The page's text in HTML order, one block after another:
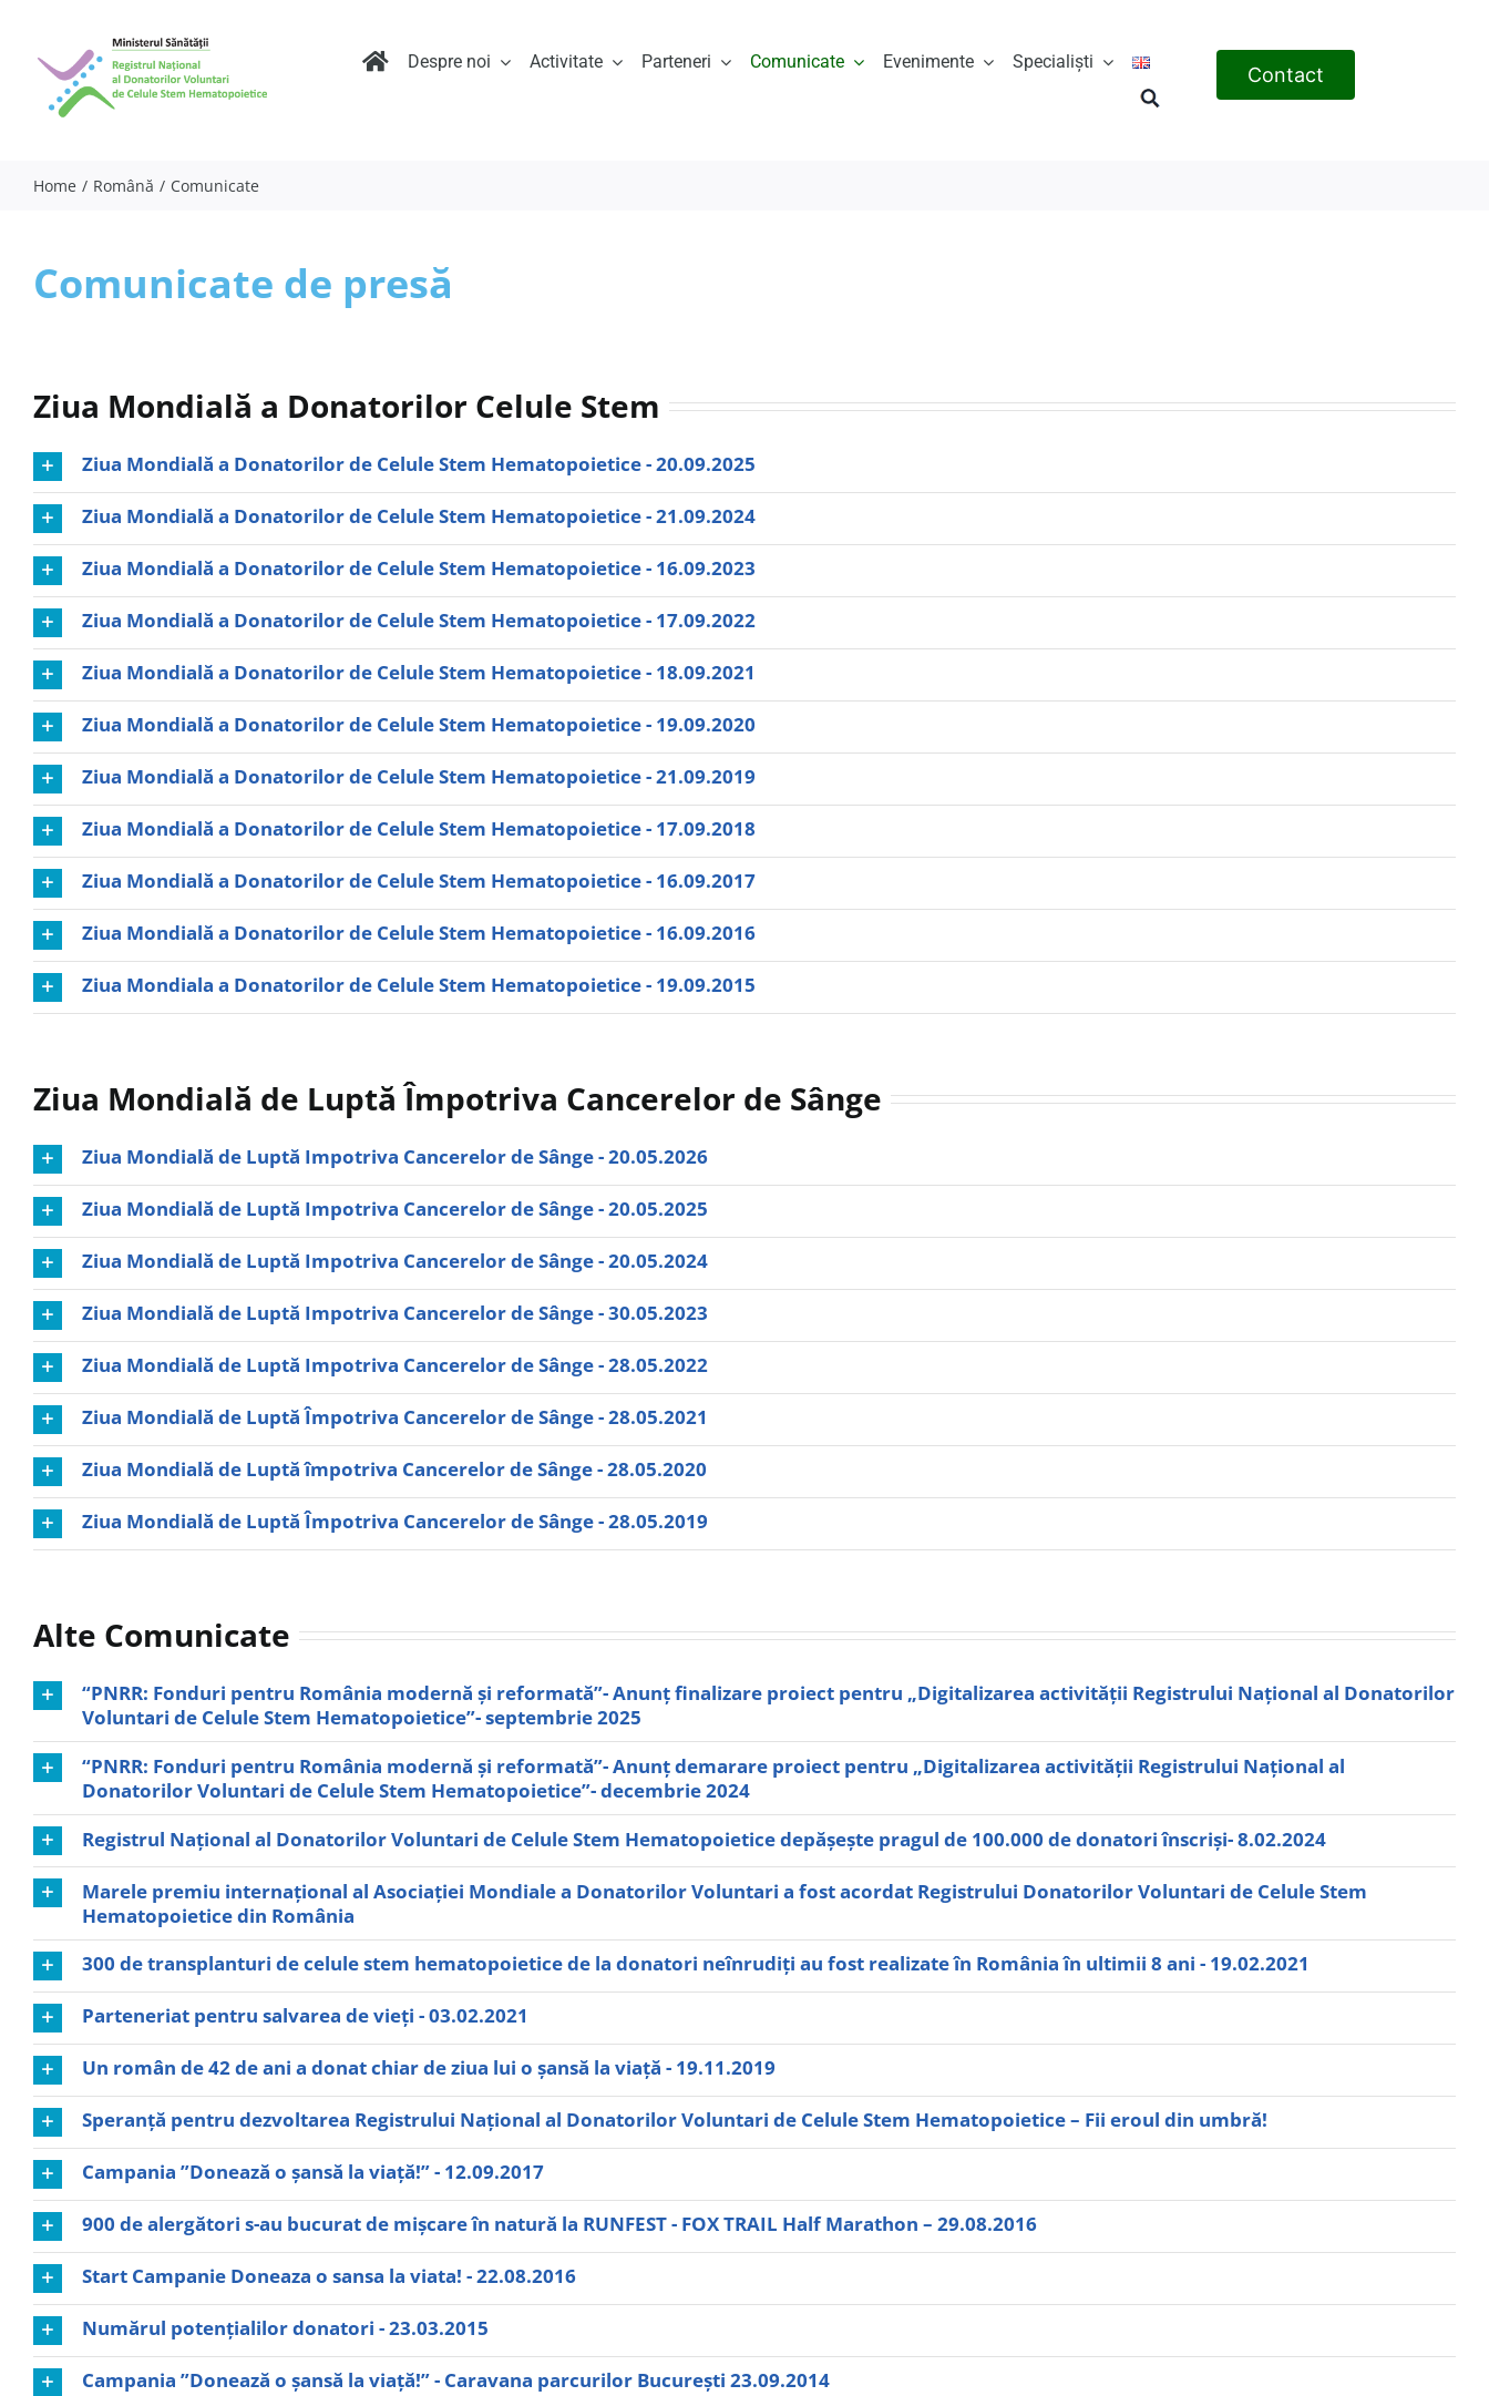
content
Despre noi Activitate Parteneri Comunicate Evenimente Specialiști
Contact
Home Română Comunicate
Comunicate de presă
Ziua Mondială a Donatorilor Celule Stem
Ziua Mondială a Donatorilor de Celule Stem Hematopoietice - 20.09.2025
Ziua Mondială a Donatorilor de Celule Stem Hematopoietice - 21.09.2024
Ziua Mondială a Donatorilor de Celule Stem Hematopoietice - 16.09.2023
Ziua Mondială a Donatorilor de Celule Stem Hematopoietice - 17.09.2022
Ziua Mondială a Donatorilor de Celule Stem Hematopoietice - 18.09.2021
Ziua Mondială a Donatorilor de Celule Stem Hematopoietice - 19.09.2020
Ziua Mondială a Donatorilor de Celule Stem Hematopoietice - 21.09.2019
Ziua Mondială a Donatorilor de Celule Stem Hematopoietice - 17.09.2018
Ziua Mondială a Donatorilor de Celule Stem Hematopoietice - 16.09.2017
Ziua Mondială a Donatorilor de Celule Stem Hematopoietice - 16.09.2016
Ziua Mondiala a Donatorilor de Celule Stem Hematopoietice - 19.09.2015
Ziua Mondială de Luptă Împotriva Cancerelor de Sânge
Ziua Mondială de Luptă Impotriva Cancerelor de Sânge - 20.05.2026
Ziua Mondială de Luptă Impotriva Cancerelor de Sânge - 20.05.2025
Ziua Mondială de Luptă Impotriva Cancerelor de Sânge - 20.05.2024
Ziua Mondială de Luptă Impotriva Cancerelor de Sânge - 30.05.2023
Ziua Mondială de Luptă Impotriva Cancerelor de Sânge - 28.05.2022
Ziua Mondială de Luptă Împotriva Cancerelor de Sânge - 28.05.2021
Ziua Mondială de Luptă împotriva Cancerelor de Sânge - 28.05.2020
Ziua Mondială de Luptă Împotriva Cancerelor de Sânge - 28.05.2019
Alte Comunicate
“PNRR: Fonduri pentru România modernă și reformată”- Anunț finalizare proiect pentru „Digitalizarea activității Registrului Naţional al Donatorilor
Voluntari de Celule Stem Hematopoietice”- septembrie 2025
“PNRR: Fonduri pentru România modernă și reformată”- Anunț demarare proiect pentru „Digitalizarea activității Registrului Naţional al
Donatorilor Voluntari de Celule Stem Hematopoietice”- decembrie 2024
Registrul Național al Donatorilor Voluntari de Celule Stem Hematopoietice depășește pragul de 100.000 de donatori înscriși- 8.02.2024
Marele premiu internațional al Asociației Mondiale a Donatorilor Voluntari a fost acordat Registrului Donatorilor Voluntari de Celule Stem
Hematopoietice din România
300 de transplanturi de celule stem hematopoietice de la donatori neînrudiți au fost realizate în România în ultimii 8 ani - 19.02.2021
Parteneriat pentru salvarea de vieți - 03.02.2021
Un român de 42 de ani a donat chiar de ziua lui o șansă la viață - 19.11.2019
Speranță pentru dezvoltarea Registrului Național al Donatorilor Voluntari de Celule Stem Hematopoietice – Fii eroul din umbră!
Campania ”Donează o șansă la viață!” - 12.09.2017
900 de alergători s-au bucurat de mișcare în natură la RUNFEST - FOX TRAIL Half Marathon – 29.08.2016
Start Campanie Doneaza o sansa la viata! - 22.08.2016
Numărul potențialilor donatori - 23.03.2015
Campania ”Donează o șansă la viață!” - Caravana parcurilor București 23.09.2014